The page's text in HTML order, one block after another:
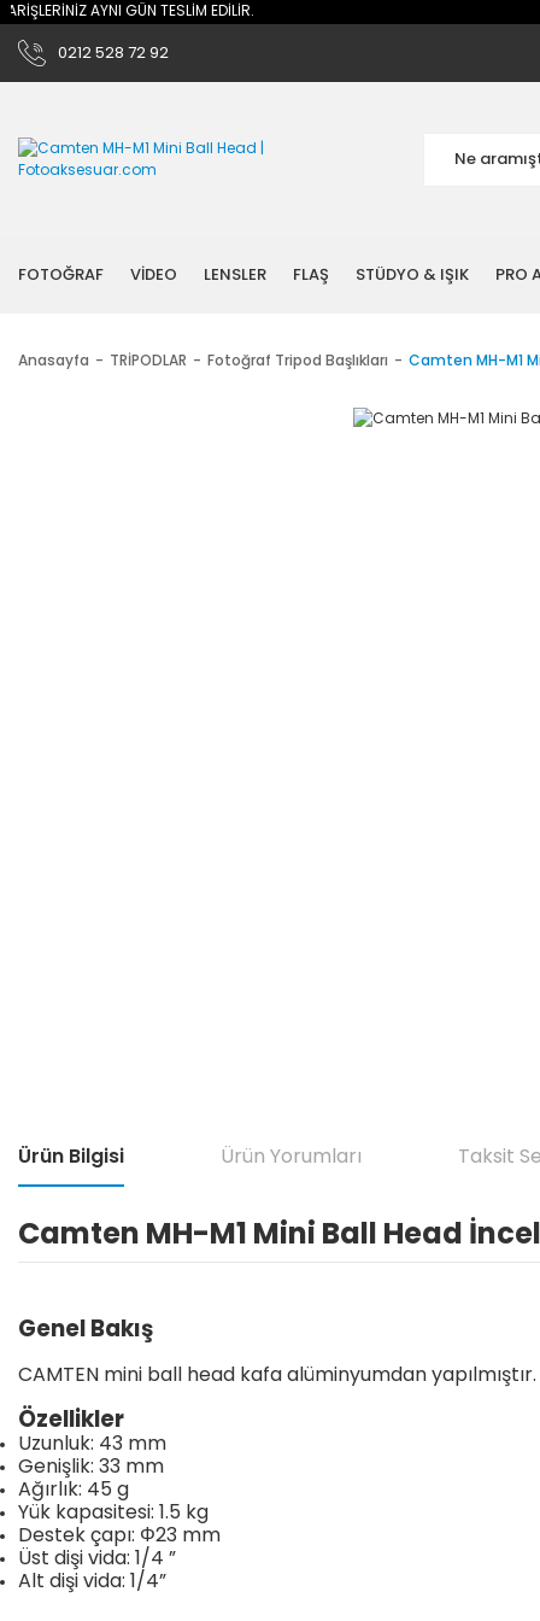
AYNI GÜN TESLİM EDİLİR.
0212 528 72 92
FOTOĞRAF VİDEO LENSLER FLAŞ STÜDYO & IŞIK PRO
Anasayfa TRİPODLAR Fotoğraf Tripod Başlıkları Camten MH-M1
Ürün Bilgisi Ürün Yorumları Taksit
Camten MH-M1 Mini Ball Head
Genel Bakış
CAMTEN mini ball head kafa alüminyumdan
Özellikler
Uzunluk: 43 mm
Genişlik: 33 mm
Ağırlık: 45 g
Yük kapasitesi: 1.5 kg
Destek çapı: Φ23 mm
Üst dişi vida: 1/4 ”
Alt dişi vida: 1/4”